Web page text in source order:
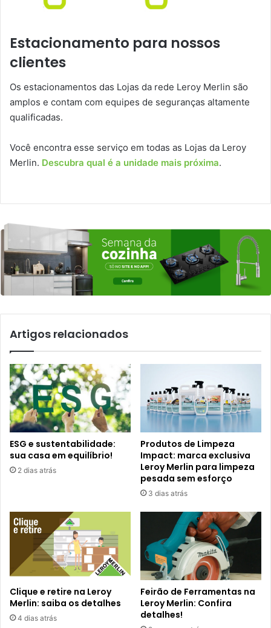
Estacionamento para nossos
clientes
Os estacionamentos das Lojas da rede Leroy Merlin são
amplos e contam com equipes de seguranças altamente
qualificadas.
Você encontra esse serviço em todas as Lojas da Leroy
Merlin. Descubra qual é a unidade mais próxima.
Artigos relacionados
ESG e sustentabilidade:
sua casa em equilíbrio!
2 dias atrás
Produtos de Limpeza
Impact: marca exclusiva
Leroy Merlin para limpeza
pesada sem esforço
3 dias atrás
Clique e retire na Leroy
Merlin: saiba os detalhes
4 dias atrás
Feirão de Ferramentas na
Leroy Merlin: Confira
detalhes!